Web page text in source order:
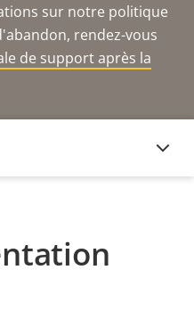
sur notre politique
rendez-vous
de support après la